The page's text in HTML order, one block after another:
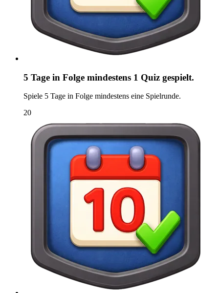
5 Tage in Folge mindestens 1 Quiz gespielt.
Spiele 5 Tage in Folge mindestens eine Spielrunde.
20